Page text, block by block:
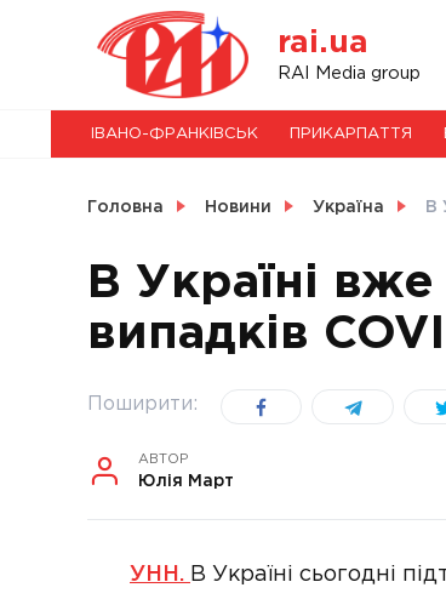
rai.ua
RAI Media group
НОВИНИ
СВІТ
УКРАЇНА
ІВАНО-ФРАНКІВСЬК ПРИКАРПАТТЯ
Головна Новини Україна В
В Україні
випадків
Поширити:
АВТОР
Юлія Март
УНН. В Україні сьогодні